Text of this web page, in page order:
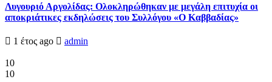
Λυγουριό Αργολίδας: Ολοκληρώθηκαν με μεγάλη επιτυχία οι
αποκριάτικες εκδηλώσεις του Συλλόγου «Ο Καββαδίας»
1 έτος ago admin
10
10